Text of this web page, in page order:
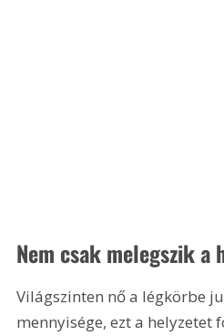
Nem csak melegszik a
Világszinten nő a légkörbe
mennyisége, ezt a helyzetet